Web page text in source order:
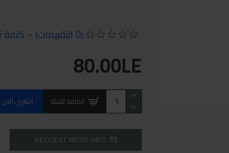
(0 التقييمات) -
80.00LE
اضافة للسلة اشتري الان
REQUEST MORE INFO